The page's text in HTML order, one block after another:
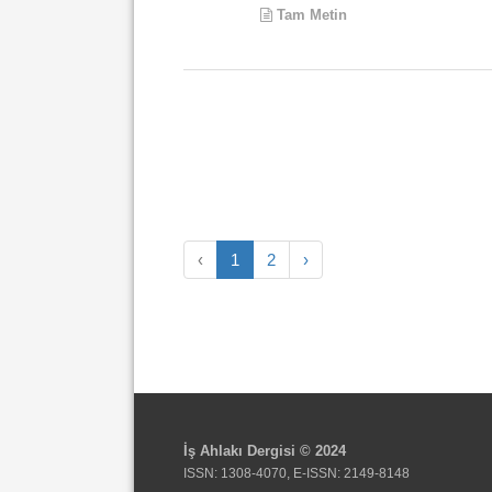
Tam Metin
‹ 1 2 ›
İş Ahlakı Dergisi © 2024
ISSN: 1308-4070, E-ISSN: 2149-8148